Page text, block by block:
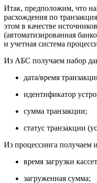
Итак, предположим, что
расхождения по
этом в качестве
(автоматизированная
и учетная система
Из АБС получаем набор
дата/время
идентификатор
сумма транзакции;
статус транзакции
Из процессинга
время загрузки
загруженная сумма;